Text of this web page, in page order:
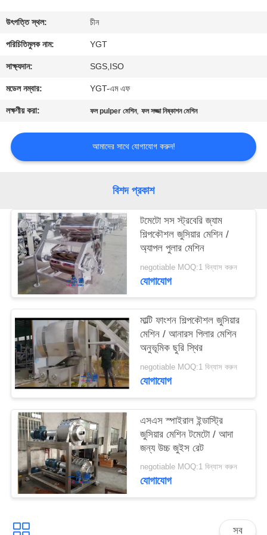
কারখানা
ভ্রমণ
মান
নিয়ন্ত্রণ
যোগাযোগ
করুন
কেস
সাইট
ম্যাপ
PRIVACY
POLICY
উৎপত্তি স্থল: চীন
পরিচিতিমুলক নাম: YGT
সাক্ষ্যদান: SGS,ISO
মডেল নম্বার: YGT-এম এফ
লক্ষণীয় করা: ফল pulper মেশিন,ফল সজ্জা নিষ্কাশন মেশিন
আমাদের সাথে যোগাযোগ করুন!
বিশদ প্রকাশ
টমেটো সস স্ট্রবেরি জ্যাম
শিল্পকৌশল জুসিয়ার মেশিন /
অ্যাপল পুলার মেশিন
negotiable MOQ:1 বিন্যাস করুন
যোগাযোগ
মাল্টি ফাংশন শিল্পকৌশল জুসিয়ার
মেশিন / আনারস পিলার মেশিন
অনুভূমিক ছুরি স্থির
negotiable MOQ:1 বিন্যাস করুন
যোগাযোগ
এসএস স্পাইরাল ইন্ডাস্ট্রি
জুসিয়ার মেশিন টমেটো / আদা
জন্য উচ্চ জুইস রেট
negotiable MOQ:1 বিন্যাস করুন
যোগাযোগ
সব